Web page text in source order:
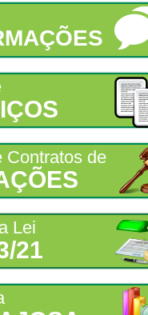
Contratos de
Lei
21